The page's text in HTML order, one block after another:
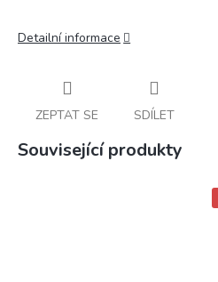
Detailní informace
ZEPTAT SE SDÍLET
Související produkty